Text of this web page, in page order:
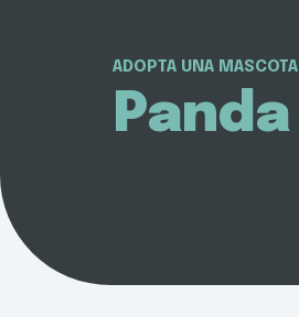
ADOPTA UNA MASCOTA
Panda